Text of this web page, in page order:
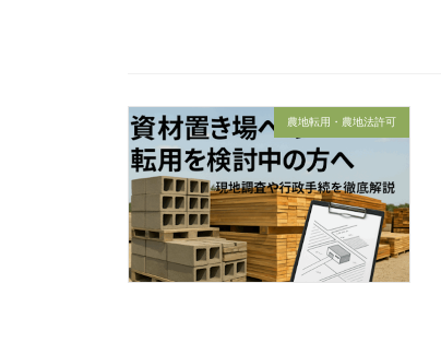
農地転用・農地法許可